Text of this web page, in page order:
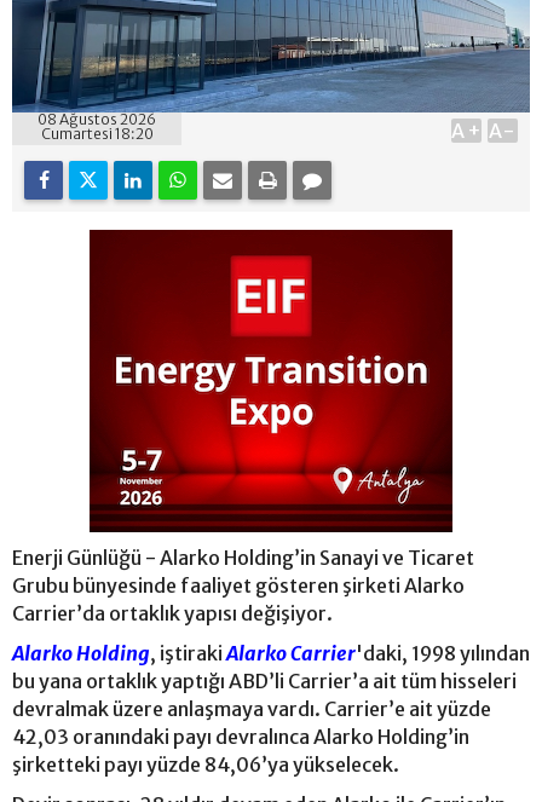
08 Ağustos 2026
Cumartesi 18:20
A+ A-
Enerji Günlüğü - Alarko Holding’in Sanayi ve Ticaret
Grubu bünyesinde faaliyet gösteren şirketi Alarko
Carrier’da ortaklık yapısı değişiyor.
Alarko Holding, iştirakiAlarko Carrier'daki, 1998 yılından
bu yana ortaklık yaptığı ABD’li Carrier’a ait tüm hisseleri
devralmak üzere anlaşmaya vardı. Carrier’e ait yüzde
42,03 oranındaki payı devralınca Alarko Holding’in
şirketteki payı yüzde 84,06’ya yükselecek.